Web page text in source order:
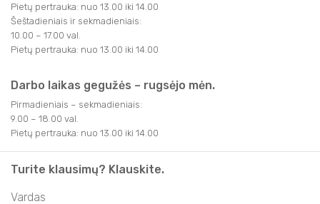
Pietų pertrauka: nuo 13.00 iki 14.00
Šeštadieniais ir sekmadieniais:
10.00 – 17.00 val.
Pietų pertrauka: nuo 13.00 iki 14.00
Darbo laikas gegužės – rugsėjo mėn.
Pirmadieniais – sekmadieniais:
9.00 – 18.00 val.
Pietų pertrauka: nuo 13.00 iki 14.00
Turite klausimų? Klauskite.